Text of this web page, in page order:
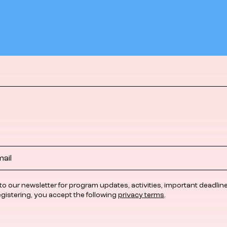
our newsletter for program updates, activities, important
you accept the followingprivacy terms.